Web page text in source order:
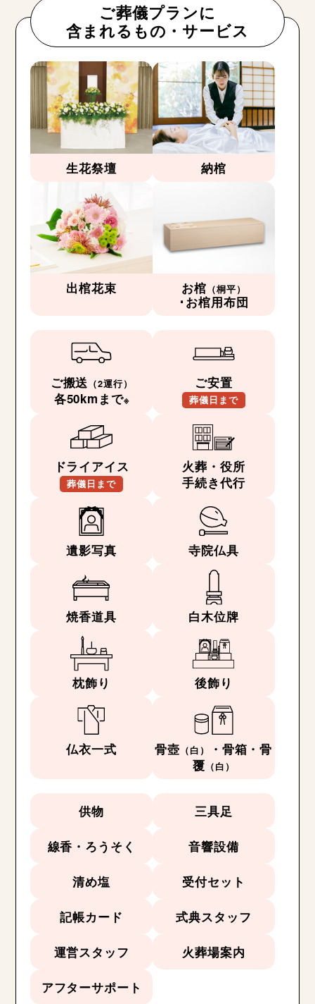
ご葬儀プランに
含まれるもの・サービス
生花祭壇 納棺
出棺花束 お棺 （桐平）
･お棺用布団
ご搬送 （2運行）
各50kmまで※
ご安置
葬儀日まで
ドライアイス
葬儀日まで
火葬・役所
手続き代行
遺影写真 寺院仏具
焼香道具 白木位牌
枕飾り 後飾り
仏衣一式 骨壺 （白）
・骨箱・骨
覆 （白）
供物 三具足
線香・ろうそく 音響設備
清め塩 受付セット
記帳カード 式典スタッフ
運営スタッフ 火葬場案内
アフターサポート